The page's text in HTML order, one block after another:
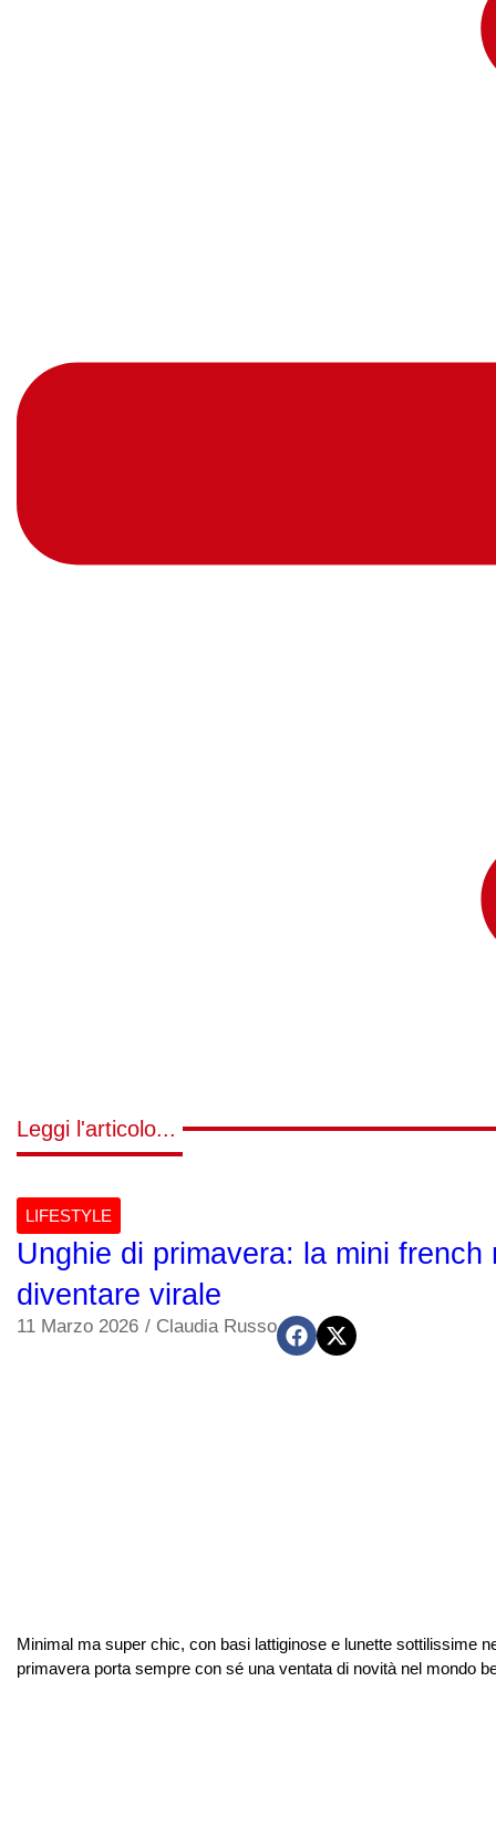
Leggi l'articolo...
LIFESTYLE
Unghie di primavera: la mini
diventare virale
11 Marzo 2026 / Claudia Russo
Minimal ma super chic, con basi lattiginose e lunette sottilissime
primavera porta sempre con sé una ventata di novità nel mondo